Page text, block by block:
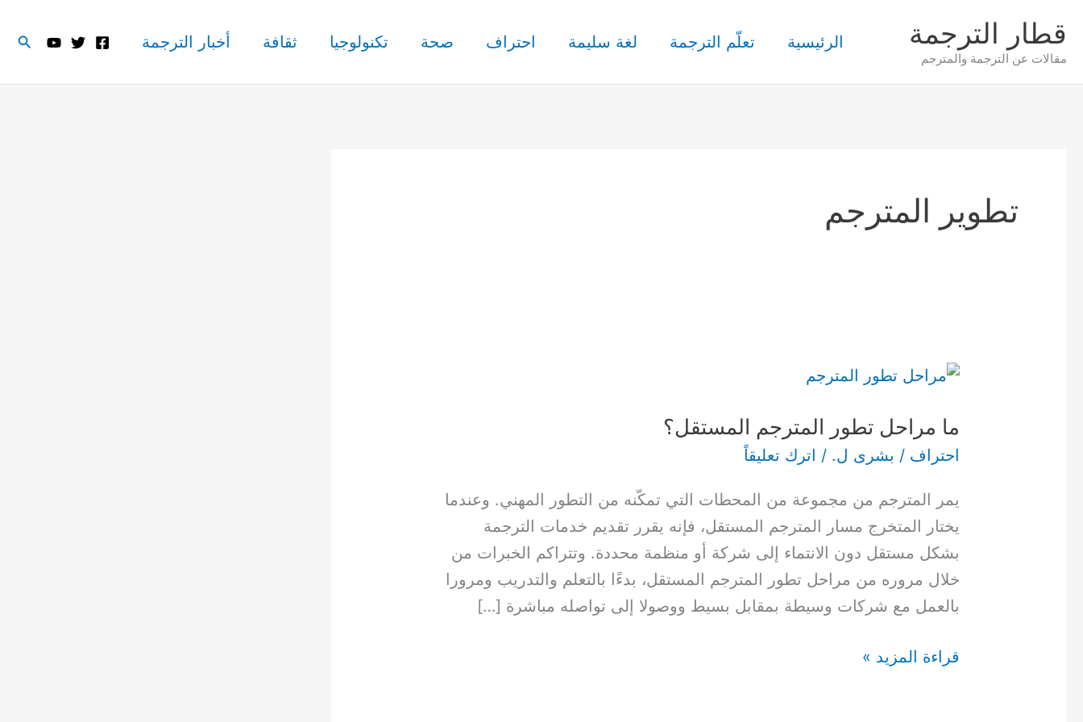
إلى
المحتوى
قطار الترجمة
مقالات عن الترجمة والمترجم
الرئيسية تعلّم الترجمة لغة سليمة احتراف صحة تكنولوجيا ثقافة أخبار الترجمة
تطوير المترجم
ما مراحل تطور المترجم المستقل؟
احتراف / بشرى ل./ اترك تعليقاً
يمر المترجم من مجموعة من المحطات التي تمكّنه من التطور المهني. وعندما
يختار المتخرج مسار المترجم المستقل، فإنه يقرر تقديم خدمات الترجمة
بشكل مستقل دون الانتماء إلى شركة أو منظمة محددة. وتتراكم الخبرات من
خلال مروره من مراحل تطور المترجم المستقل، بدءًا بالتعلم والتدريب ومرورا
بالعمل مع شركات وسيطة بمقابل بسيط ووصولا إلى تواصله مباشرة […]
ما
تطور
المترجم
قراءة المزيد »